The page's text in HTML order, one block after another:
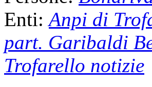
Enti: Anpi di
part. Garibaldi
Trofarello notizie